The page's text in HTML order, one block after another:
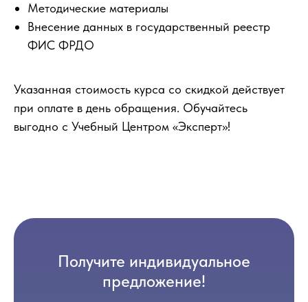
Методические материалы
Внесение данных в государственный реестр
ФИС ФРДО
Указанная стоимость курса со скидкой действует
при оплате в день обращения. Обучайтесь
выгодно с Учебный Центром «Эксперт»!
Получите индивидуальное
предложение!